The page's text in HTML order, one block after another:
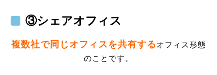
③シェアオフィス
複数社で同じオフィスを共有するオフィス形態
のことです。